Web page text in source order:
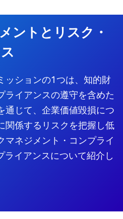
ントとリスク・
ッションの1つは、知的財
ライアンスの遵守を含めた
通じて、企業価値毀損につ
関係するリスクを把握し低
マネジメント・コンプライ
ライアンスについて紹介し